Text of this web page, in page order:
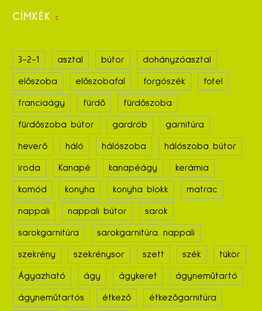
CÍMKÉK
3-2-1 asztal bútor dohányzóasztal
előszoba előszobafal forgószék fotel
franciaágy fürdő fürdőszoba
fürdőszoba bútor gardrób garnitúra
heverő háló hálószoba hálószoba bútor
iroda Kanapé kanapéágy kerámia
komód konyha konyha blokk matrac
nappali nappali bútor sarok
sarokgarnitúra sarokgarnitúra. nappali
szekrény szekrénysor szett szék tükör
Ágyazható ágy ágykeret ágyneműtartó
ágyneműtartós étkező étkezőgarnitúra